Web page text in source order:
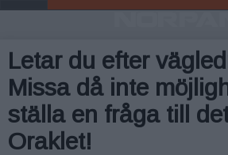
Letar du efter
Missa då inte
ställa en fråga till
Oraklet!